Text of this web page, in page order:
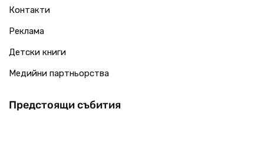
Контакти
Реклама
Детски книги
Медийни партньорства
Предстоящи събития